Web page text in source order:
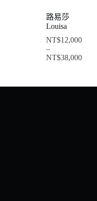
路易莎
Louisa
NT$12,000
–
NT$38,000